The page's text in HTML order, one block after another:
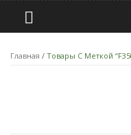
Главная / Товары С Меткой